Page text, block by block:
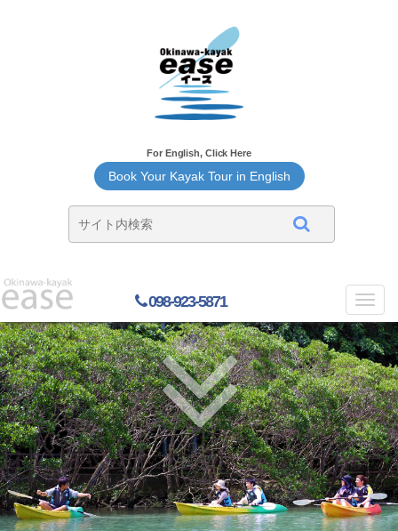
For English, Click Here
Book Your Kayak Tour in English
098-923-5871